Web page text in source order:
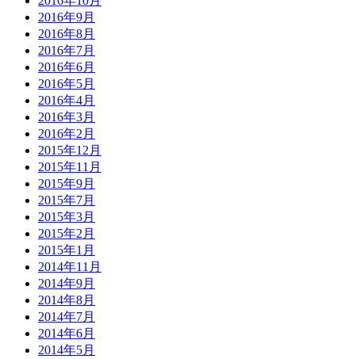
2016年9月
2016年8月
2016年7月
2016年6月
2016年5月
2016年4月
2016年3月
2016年2月
2015年12月
2015年11月
2015年9月
2015年7月
2015年3月
2015年2月
2015年1月
2014年11月
2014年9月
2014年8月
2014年7月
2014年6月
2014年5月